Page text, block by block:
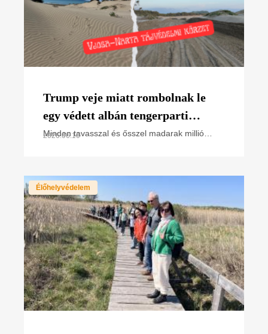
Trump veje miatt rombolnak le
egy védett albán tengerparti
élőhelyet – a magyar madarak
Minden tavasszal és ősszel madarak millió
2026.06.10
Élőhelyvédelem